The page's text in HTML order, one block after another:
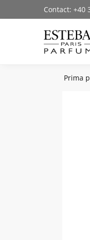
Contact: +40
Cautare
Prima